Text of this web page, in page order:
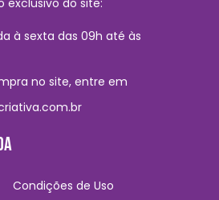
à sexta das 09h até às
no site, entre em
Condições de Uso